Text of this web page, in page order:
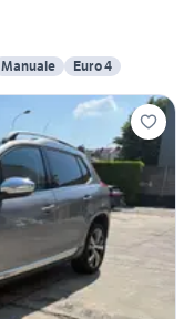
Manuale Euro 4